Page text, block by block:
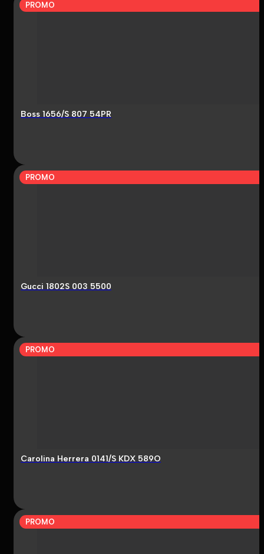
PROMO
Boss 1656/S 807 54PR
PROMO
Gucci 1802S 003 5500
PROMO
Carolina Herrera 0141/S KDX 589O
PROMO